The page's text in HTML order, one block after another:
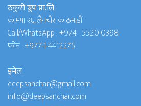
ठकुरी ग्रुप प्रा.लि
कामपा २६, लैनचौर, काठमाडौं
Call/WhatsApp :+974 - 5520 0398
फोन :+977-1-4412275
इमेल
deepsanchar@gmail.com
info@deepsanchar.com